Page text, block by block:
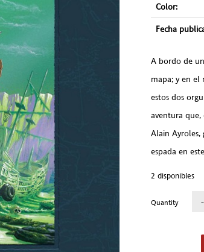
Color:
Fecha
A bordo de
mapa; y en el
estos dos
aventura que,
Alain Ayroles,
espada en
2 disponibles
Quantity